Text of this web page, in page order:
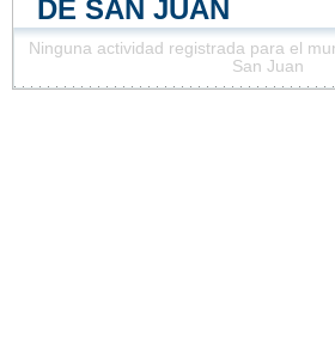
DE SAN JUAN
Ninguna actividad registrada para el
San Juan